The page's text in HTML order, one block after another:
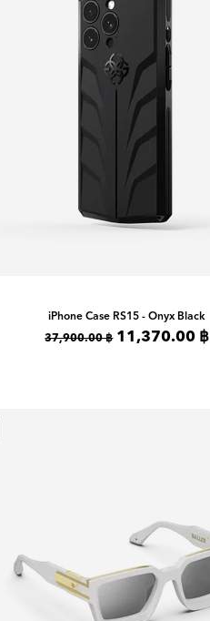
iPhone Case RS15 - Onyx Black
37,900.00 ฿ 11,370.00 ฿